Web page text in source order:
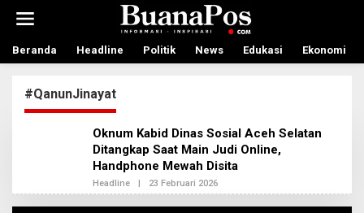
t
Beranda Headline Politik News Edukasi Ekonomi
#QanunJinayat
Oknum Kabid Dinas Sosial Aceh Selatan
Ditangkap Saat Main Judi Online,
Handphone Mewah Disita
Headline | 23 Februari 2026
L
E